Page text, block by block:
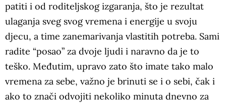
patiti i od roditeljskog izgaranja, što je rezultat
ulaganja sveg svog vremena i energije u svoju
djecu, a time zanemarivanja vlastitih potreba. Sami
radite “posao” za dvoje ljudi i naravno da je to
teško. Međutim, upravo zato što imate tako malo
vremena za sebe, važno je brinuti se i o sebi, čak i
ako to znači odvojiti nekoliko minuta dnevno za